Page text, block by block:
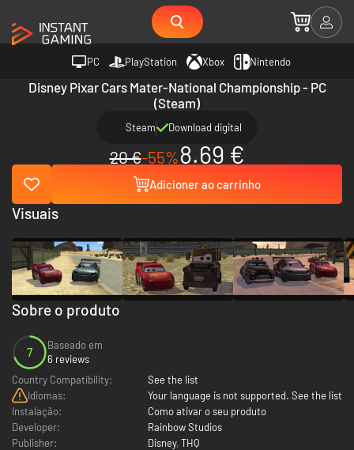
PC PlayStation Xbox Nintendo
Disney Pixar Cars Mater-National Championship - PC
(Steam)
Steam Download digital
20 €-55%8.69 €
Adicioner ao carrinho
Sobre o produto
7
Baseado em
6 reviews
Country Compatibility:
See the list
Idiomas:
Your language is not supported. See the list
Instalação:
Como ativar o seu produto
Developer:
Rainbow Studios
Publisher:
Disney, THQ
Visuais